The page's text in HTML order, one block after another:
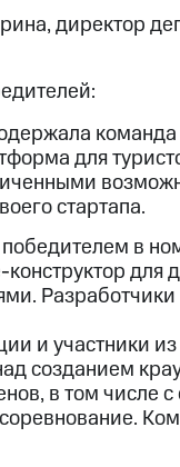
директор
для
стартапа.
в
и участники
созданием
в том числе